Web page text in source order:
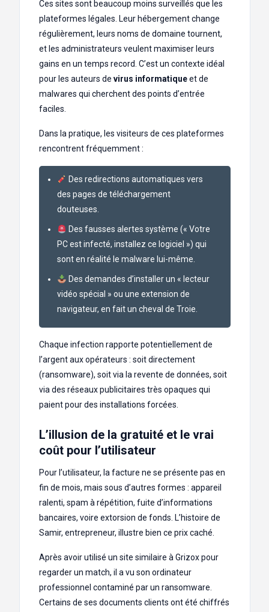
Ces sites sont beaucoup moins surveillés que les
plateformes légales. Leur hébergement change
régulièrement, leurs noms de domaine tournent,
et les administrateurs veulent maximiser leurs
gains en un temps record. C’est un contexte idéal
pour les auteurs de virus informatiqueet de
malwares qui cherchent des points d’entrée
faciles.
Dans la pratique, les visiteurs de ces plateformes
rencontrent fréquemment :
Des redirections automatiques vers
des pages de téléchargement
douteuses.
Des fausses alertes système (« Votre
PC est infecté, installez ce logiciel ») qui
sont en réalité le malware lui-même.
Des demandes d’installer un « lecteur
vidéo spécial » ou une extension de
navigateur, en fait un cheval de Troie.
Chaque infection rapporte potentiellement de
l’argent aux opérateurs : soit directement
(ransomware), soit via la revente de données, soit
via des réseaux publicitaires très opaques qui
paient pour des installations forcées.
L’illusion de la gratuité et le vrai
coût pour l’utilisateur
Pour l’utilisateur, la facture ne se présente pas en
fin de mois, mais sous d’autres formes : appareil
ralenti, spam à répétition, fuite d’informations
bancaires, voire extorsion de fonds. L’histoire de
Samir, entrepreneur, illustre bien ce prix caché.
Après avoir utilisé un site similaire à Grizox pour
regarder un match, il a vu son ordinateur
professionnel contaminé par un ransomware.
Certains de ses documents clients ont été chiffrés